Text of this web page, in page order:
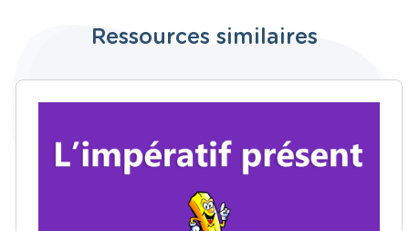
Ressources similaires